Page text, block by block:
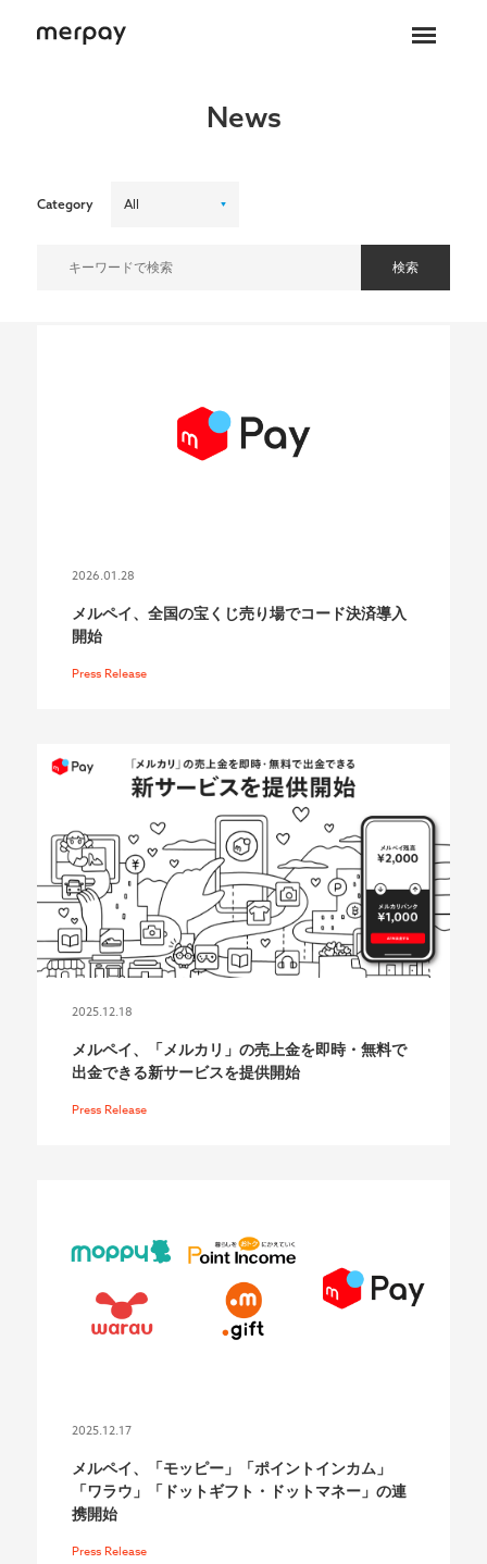
ホーム
News
Category
検索
2026.01.28
メルペイ、全国の宝くじ売り場でコード決済導入
開始
Press Release
2025.12.18
メルペイ、「メルカリ」の売上金を即時・無料で
出金できる新サービスを提供開始
Press Release
2025.12.17
メルペイ、「モッピー」「ポイントインカム」
「ワラウ」「ドットギフト・ドットマネー」の連
携開始
Press Release